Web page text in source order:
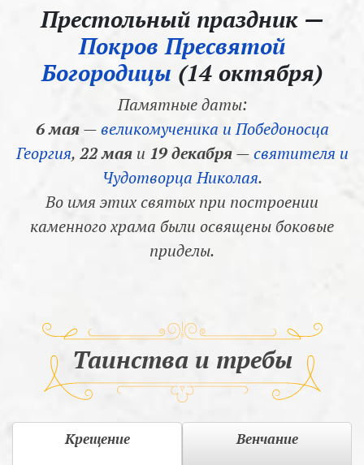
Престольный праздник —
Покров Пресвятой
Богородицы (14 октября)
Памятные даты:
6 мая—великомученика и Победоносца
Георгия, 22 маяи 19 декабря—святителя и
Чудотворца Николая.
Во имя этих святых при построении
каменного храма были освящены боковые
приделы.
Таинства и требы
Крещение Венчание